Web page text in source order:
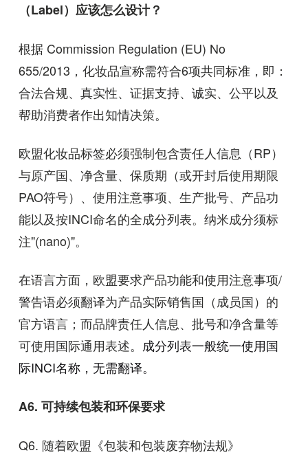
（Label）应该怎么设计？
根据Commission Regulation (EU) No
655/2013 ，化妆品宣称需符合6项共同标准，即：
合法合规、真实性、证据支持、诚实、公平以及
帮助消费者作出知情决策。
欧盟化妆品标签必须强制包含责任人信息（RP）
与原产国、净含量、保质期（或开封后使用期限
PAO符号）、使用注意事项、生产批号、产品功
能以及按INCI命名的全成分列表。纳米成分须标
注"(nano)"。
在语言方面，欧盟要求产品功能和使用注意事项/
警告语必须翻译为产品实际销售国（成员国）的
官方语言；而品牌责任人信息、批号和净含量等
可使用国际通用表述。 成分列表一般统一使用国
际INCI名称，无需翻译。
A6. 可持续包装和环保要求
Q6. 随着欧盟《包装和包装废弃物法规》